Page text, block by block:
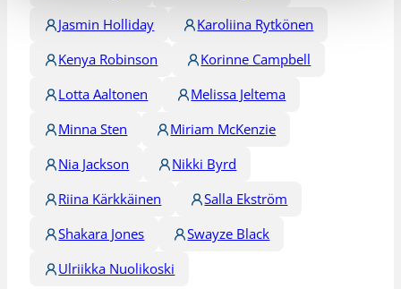
Jasmin Holliday
Karoliina Rytkönen
Kenya Robinson
Korinne Campbell
Lotta Aaltonen
Melissa Jeltema
Minna Sten
Miriam McKenzie
Nia Jackson
Nikki Byrd
Riina Kärkkäinen
Salla Ekström
Shakara Jones
Swayze Black
Ulriikka Nuolikoski